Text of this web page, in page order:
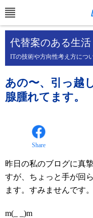
代替案のある生活
ITの技術や方向性考え方につ
あの〜、引っ越
腺腫れてます。
Share
昨日の私のブログに真
すが、ちょっと手が回
ます。すみませんです。
m(_ _)m